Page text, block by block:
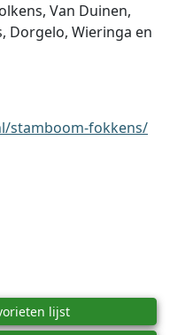
Van Duinen,
Dorgelo, Wieringa en
stamboom-fokkens/
lijst